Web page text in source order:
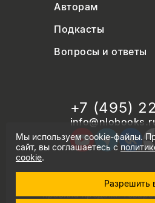
Авторам
Подкасты
Вопросы и ответы
+7 (495)
© Новое литературное
правила продажи
Мы используем cookie-файлы.
сайт, вы соглашаетесь с
cookie.
Разрешить